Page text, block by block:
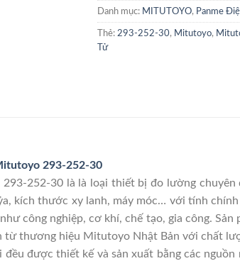
Danh mục: MITUTOYO, Panme
Thẻ: 293-252-30, Mitutoyo,
Tử
293-252-30
252-30 là là loại thiết bị đo lường
kích thước xy lanh, máy móc… với tính
công nghiệp, cơ khí, chế tạo, gia công.
thương hiệu Mitutoyo Nhật Bản với chất
được thiết kế và sản xuất bằng các